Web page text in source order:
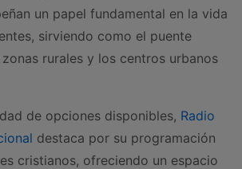
un papel fundamental en la vida
sirviendo como el puente
rurales y los centros urbanos
de opciones disponibles, Radio
destaca por su programación
cristianos, ofreciendo un espacio